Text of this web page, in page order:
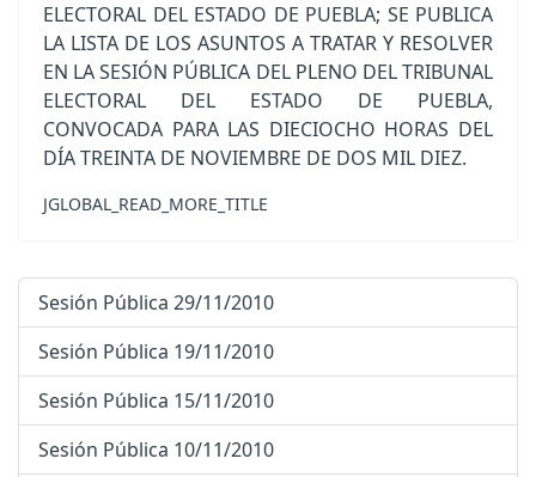
ELECTORAL DEL ESTADO DE PUEBLA; SE PUBLICA
LA LISTA DE LOS ASUNTOS A TRATAR Y RESOLVER
EN LA SESIÓN PÚBLICA DEL PLENO DEL TRIBUNAL
ELECTORAL DEL ESTADO DE PUEBLA,
CONVOCADA PARA LAS DIECIOCHO HORAS DEL
DÍA TREINTA DE NOVIEMBRE DE DOS MIL DIEZ.
JGLOBAL_READ_MORE_TITLE
Sesión Pública 29/11/2010
Sesión Pública 19/11/2010
Sesión Pública 15/11/2010
Sesión Pública 10/11/2010